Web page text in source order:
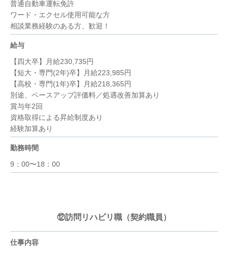
普通自動車運転免許
ワード・エクセル使用可能な方
相談業務経験のある方、歓迎！
給与
【四大卒】月給230,735円
【短大・専門(2年)卒】月給223,985円
【高校・専門(1年)卒】月給218,365円
別途、ベースアップ評価料／処遇改善加算あり
賞与年2回
資格取得による昇給制度あり
経験加算あり
勤務時間
9：00〜18：00
⑫訪問リハビリ職（契約職員）
仕事内容